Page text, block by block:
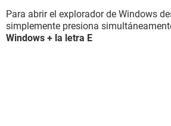
Para abrir el explorador de Windows
simplemente presiona
Windows + la letra E